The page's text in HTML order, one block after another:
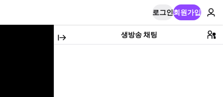
로그인회원가입
생방송 채팅